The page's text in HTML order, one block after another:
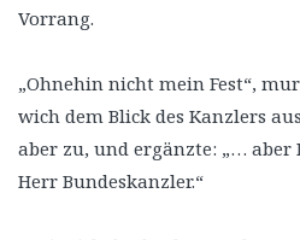
Vorrang.
„Ohnehin nicht mein Fest“,
wich dem Blick des Kanzlers
aber zu, und ergänzte: „… aber
Herr Bundeskanzler.“